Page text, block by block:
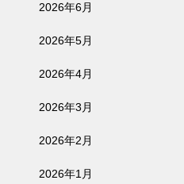
2026年6月
2026年5月
2026年4月
2026年3月
2026年2月
2026年1月